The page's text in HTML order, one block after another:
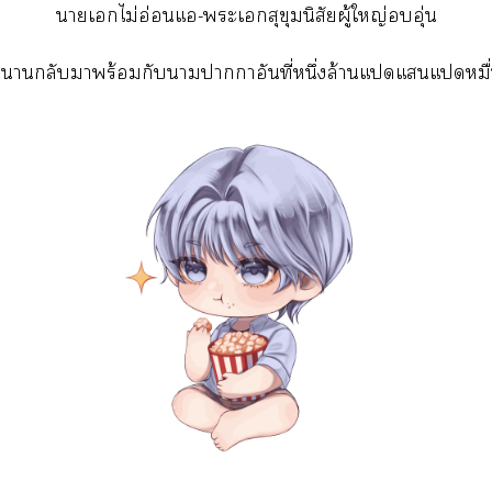
าเไม่อ่อนแอ-ะเอกสุขุมนิสัยผู้ใหญ่อุ่น
ากลับาพร้อมกับาาาอันที่หนึ่งล้านแแแห